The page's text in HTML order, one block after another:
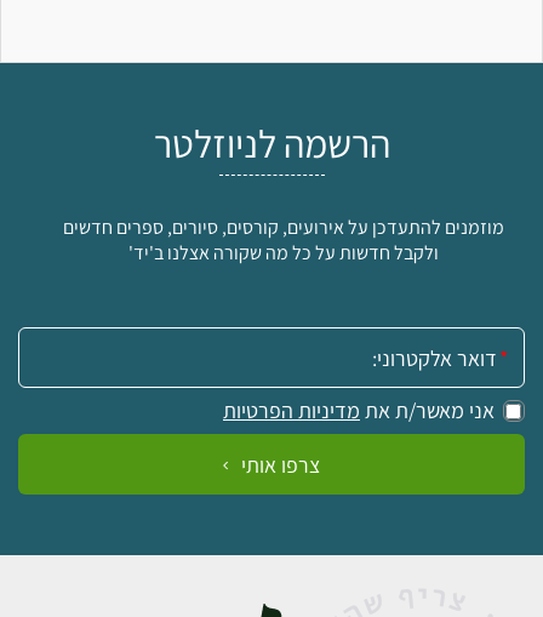
הרשמה לניוזלטר
מוזמנים להתעדכן על אירועים, קורסים, סיורים, ספרים חדשים
ולקבל חדשות על כל מה שקורה אצלנו ב'יד'
אימייל:
אני מאשר/ת את מדיניות הפרטיות
צרפו אותי